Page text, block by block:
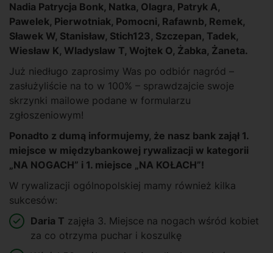
Nadia Patrycja Bonk, Natka, Olagra, Patryk A,
Pawelek, Pierwotniak, Pomocni, Rafawnb, Remek,
Sławek W, Stanisław, Stich123, Szczepan, Tadek,
Wiesław K, Wladyslaw T, Wojtek O, Żabka, Żaneta.
Już niedługo zaprosimy Was po odbiór nagród –
zasłużyliście na to w 100% – sprawdzajcie swoje
skrzynki mailowe podane w formularzu
zgłoszeniowym!
Ponadto z dumą informujemy, że nasz bank zajął 1.
miejsce w międzybankowej rywalizacji w kategorii
„NA NOGACH” i 1. miejsce „NA KOŁACH”!
W rywalizacji ogólnopolskiej mamy również kilka
sukcesów:
Daria T zajęła 3. Miejsce na nogach wśród kobiet
za co otrzyma puchar i koszulkę